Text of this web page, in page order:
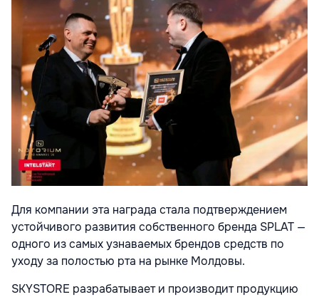
Для компании эта награда стала подтверждением
устойчивого развития собственного бренда SPLAT —
одного из самых узнаваемых брендов средств по
уходу за полостью рта на рынке Молдовы.
SKYSTORE разрабатывает и производит продукцию